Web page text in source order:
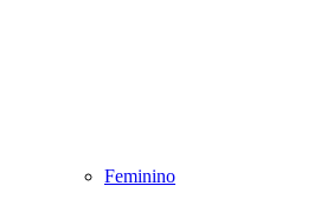
Feminino